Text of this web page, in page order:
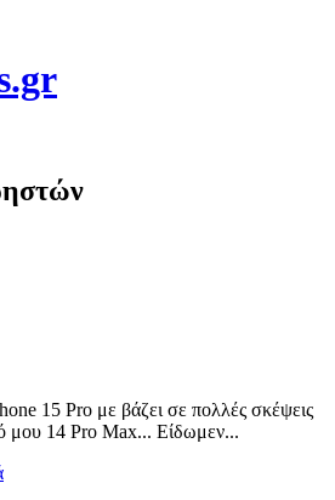
15 Pro με βάζει σε πολλές σκέψεις
μου 14 Pro Max... Είδωμεν...